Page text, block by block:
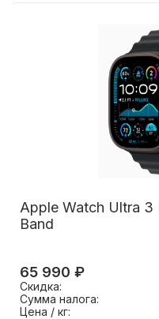
Apple Watch Ultra 3
Band
65 990 ₽
Скидка:
Сумма налога:
Цена / кг: